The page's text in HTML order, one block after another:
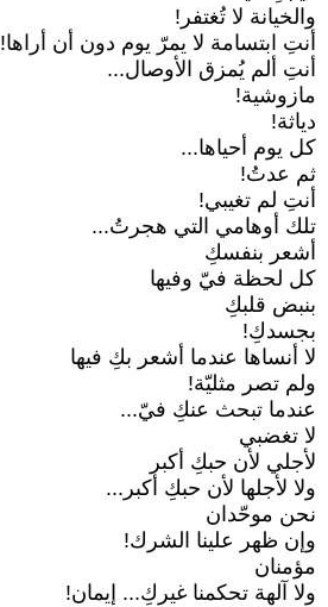
والخيانة لا تُغتفر!
أنتِ ابتسامة لا يمرّ يوم دون أن أراها!
أنتِ ألم يُمزق الأوصال...
مازوشية!
دياثة!
كل يوم أحياها...
ثم عدتُ!
أنتِ لم تغيبي!
تلك أوهامي التي هجرتُ...
أشعر بنفسكِ
كل لحظة فيّ وفيها
بنبض قلبكِ
بجسدكِ!
لا أنساها عندما أشعر بكِ فيها
ولم تصر مثليّة!
عندما تبحث عنكِ فيّ...
لا تغضبي
لأجلي لأن حبكِ أكبر
ولا لأجلها لأن حبكِ أكبر...
نحن موحّدان
وإن ظهر علينا الشرك!
مؤمنان
ولا آلهة تحكمنا غيركِ... إيمان!